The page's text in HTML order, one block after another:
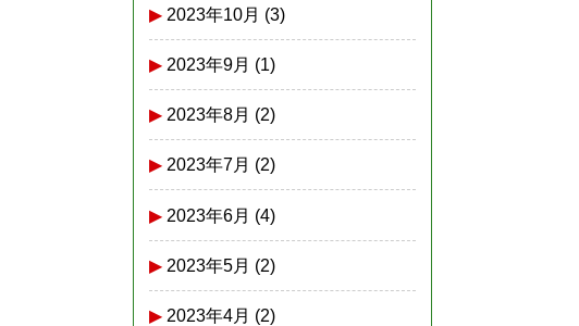
2023年10月 (3)
2023年9月 (1)
2023年8月 (2)
2023年7月 (2)
2023年6月 (4)
2023年5月 (2)
2023年4月 (2)